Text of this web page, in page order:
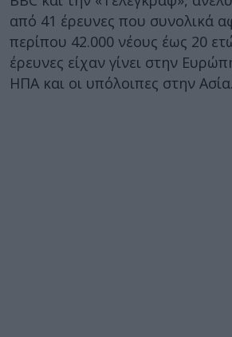
από 41 έρευνες που συνολικά
περίπου 42.000 νέους έως 20
έρευνες είχαν γίνει στην
ΗΠΑ και οι υπόλοιπες στην Ασία.